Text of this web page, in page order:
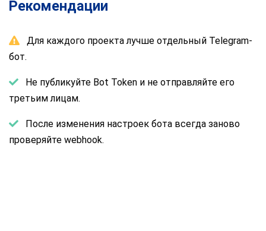
Рекомендации
Для каждого проекта лучше отдельный Telegram-
бот.
Не публикуйте Bot Token и не отправляйте его
третьим лицам.
После изменения настроек бота всегда заново
проверяйте webhook.